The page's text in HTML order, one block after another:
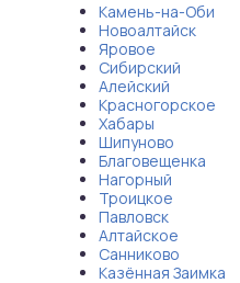
Камень-на-Оби
Новоалтайск
Яровое
Сибирский
Алейский
Красногорское
Хабары
Шипуново
Благовещенка
Нагорный
Троицкое
Павловск
Алтайское
Санниково
Казённая Заимка